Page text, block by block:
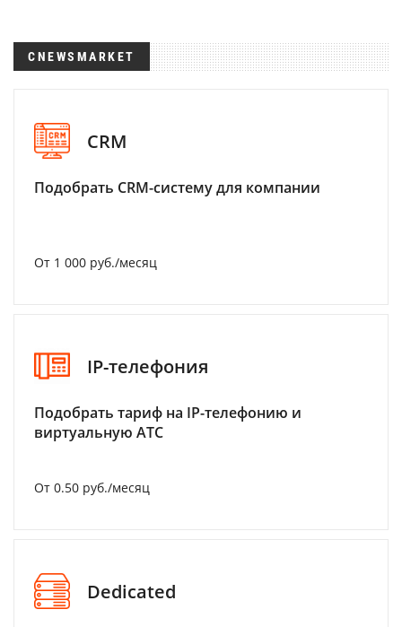
CNEWSMARKET
CRM
Подобрать CRM-систему для компании
От 1 000 руб./месяц
IP-телефония
Подобрать тариф на IP-телефонию и
виртуальную АТС
От 0.50 руб./месяц
Dedicated